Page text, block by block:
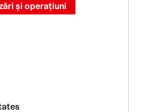
și operațiuni